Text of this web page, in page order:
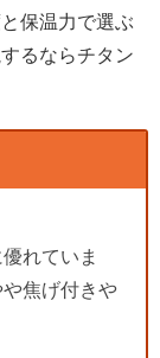
保温力で選ぶ
るならチタン
れていま
焦げ付きや